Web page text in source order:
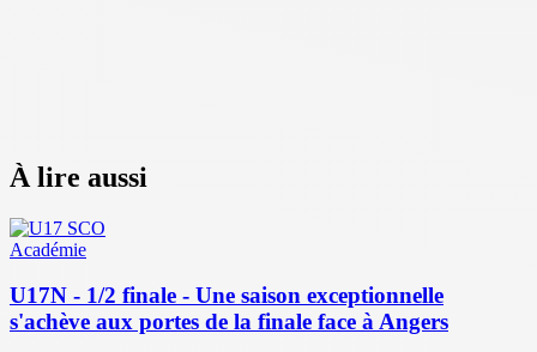
À lire aussi
Académie
U17N - 1/2 finale - Une saison exceptionnelle
s'achève aux portes de la finale face à Angers